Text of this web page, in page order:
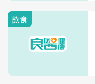
飲食